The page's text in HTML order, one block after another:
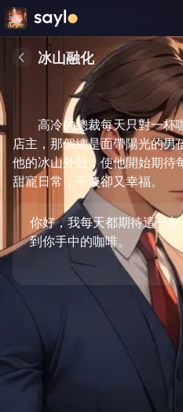
冰山融化
高冷的總裁每天只對一杯
店主，那個總是面帶陽光的男
他的冰山外殼，使他開始期待
甜寵日常，平淡卻又幸福。
你好，我每天都期待這一
到你手中的咖啡。